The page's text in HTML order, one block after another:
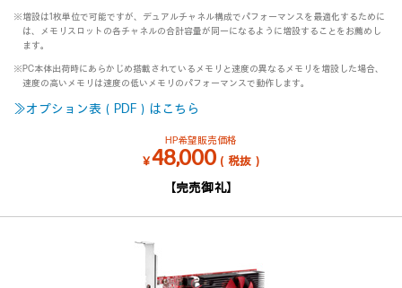
※増設は1枚単位で可能ですが、デュアルチャネル構成でパフォーマンスを最適化するために
は、メモリスロットの各チャネルの合計容量が同一になるように増設することをお薦めし
ます。
※PC本体出荷時にあらかじめ搭載されているメモリと速度の異なるメモリを増設した場合、
速度の高いメモリは速度の低いメモリのパフォーマンスで動作します。
≫オプション表（PDF）はこちら
HP希望販売価格
￥48,000（税抜）
【完売御礼】